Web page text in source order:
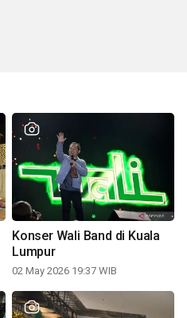
Konser Wali Band di Kuala
Lumpur
02 May 2026 19:37 WIB